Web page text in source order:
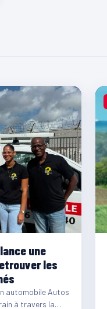
une
les
automobile Autos
à travers la…